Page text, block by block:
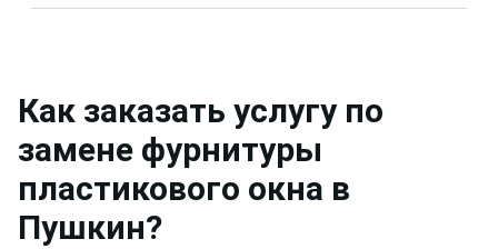
растворы для мытья окон или собственный,
резиновый уплотнитель. Вещества, которые
разбавлены в растворе, могут испортить
качество материала рамы или резину.
скапливалась пыль.Если уделять хотя бы немного
времени пластиковому окну, оно может
прослужить вам долгими тихими и теплыми
годами.
Как заказать услугу по
замене фурнитуры
пластикового окна в
Пушкин?